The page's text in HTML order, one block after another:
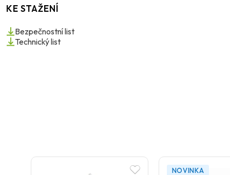
KE STAŽENÍ
Bezpečnostní list
Technický list
NOVINKA